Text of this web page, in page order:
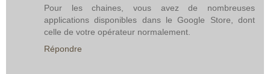
Pour les chaines, vous avez de nombreuses
applications disponibles dans le Google Store, dont
celle de votre opérateur normalement.
Répondre